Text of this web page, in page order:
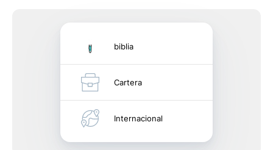
biblia
Cartera
Internacional